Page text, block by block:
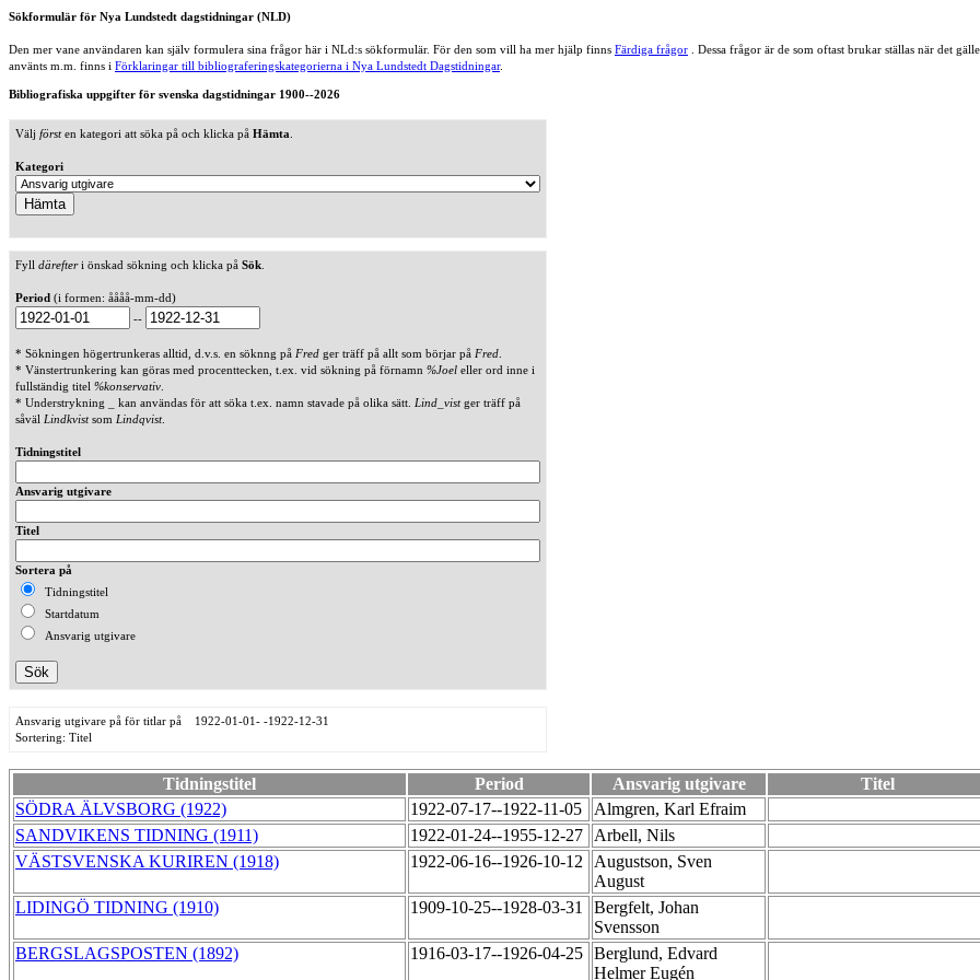
Sökformulär för Nya Lundstedt dagstidningar (NLD)
Den mer vane användaren kan själv formulera sina frågor här i NLd:s sökformulär. För den som vill ha mer hjälp finns Färdiga frågor . Dessa frågor är de som oftast brukar ställas när det
använts m.m. finns i Förklaringar till bibliograferingskategorierna i Nya Lundstedt Dagstidningar.
Bibliografiska uppgifter för svenska dagstidningar 1900--2026
Välj försten kategori att söka på och klicka på Hämta
Kategori
Fyll därefteri önskad sökning och klicka på Sök
Period (i formen: åååå-mm-dd)
--
* Sökningen högertrunkeras alltid, d.v.s. en söknng på Fred ger träff på allt som börjar på Fred
* Vänstertrunkering kan göras med procenttecken, t.ex. vid sökning på förnamn %Joel eller ord inne i
fullständig titel %konservativ
* Understrykning _ kan användas för att söka t.ex. namn stavade på olika sätt. Lind_vistger träff på
såväl Lindkvistsom Lindqvist.
Tidningstitel
Ansvarig utgivare
Titel
Sortera på
Tidningstitel
Startdatum
Ansvarig utgivare
Ansvarig utgivare på för titlar på 1922-01-01- -1922-12-31
Sortering: Titel
Tidningstitel Period Ansvarig utgivare Titel
SÖDRA ÄLVSBORG (1922) 1922-07-17--1922-11-05 Almgren, Karl Efraim
SANDVIKENS TIDNING (1911) 1922-01-24--1955-12-27 Arbell, Nils
VÄSTSVENSKA KURIREN (1918) 1922-06-16--1926-10-12
Augustson, Sven
August
LIDINGÖ TIDNING (1910) 1909-10-25--1928-03-31
Bergfelt, Johan
Svensson
BERGSLAGSPOSTEN (1892) 1916-03-17--1926-04-25 Berglund, Edvard
Helmer Eugén